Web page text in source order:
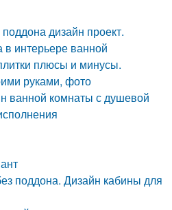
дизайн проект.
в интерьере ванной
плюсы и минусы.
руками, фото
ванной комнаты с душевой
поддона. Дизайн кабины для